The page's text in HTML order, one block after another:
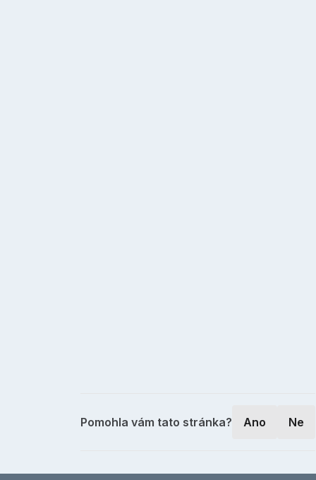
Pomohla vám tato stránka? Ano Ne